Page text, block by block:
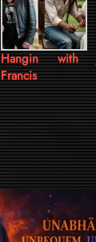
Hangin with
Francis